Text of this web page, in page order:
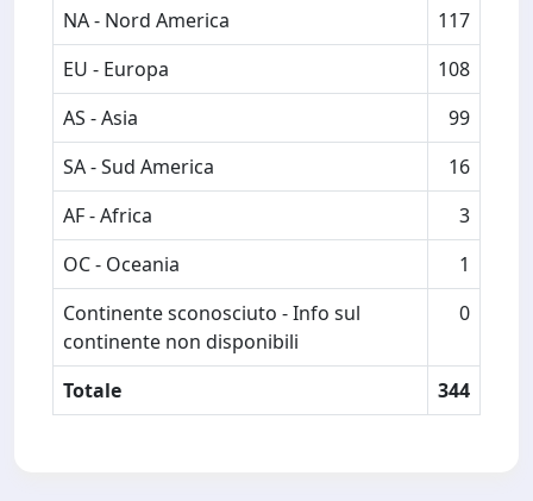
NA - Nord America
117
EU - Europa
108
AS - Asia
99
SA - Sud America
16
AF - Africa
3
OC - Oceania
1
Continente sconosciuto - Info sul
continente non disponibili
0
Totale 344